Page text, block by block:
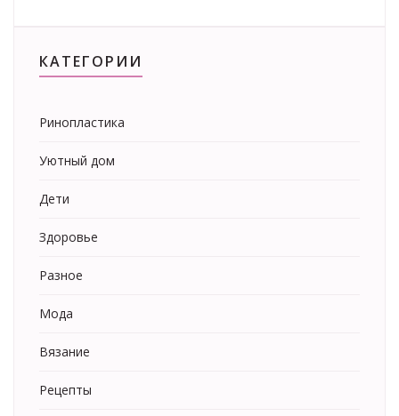
КАТЕГОРИИ
Ринопластика
Уютный дом
Дети
Здоровье
Разное
Мода
Вязание
Рецепты